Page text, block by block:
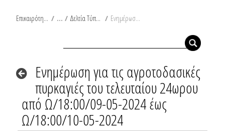
Επικαιρότητα / Δελτία Τύπου / Ενημέρωση για τις αγροτοδασικές πυρκαγιές του τελευταίου 24ωρου από Ω/18:00/09-05-2024 έως Ω/18:00/10-05-2024
Ενημέρωση για τις αγροτοδασικές
πυρκαγιές του τελευταίου 24ωρου
από Ω/18:00/09-05-2024 έως
Ω/18:00/10-05-2024